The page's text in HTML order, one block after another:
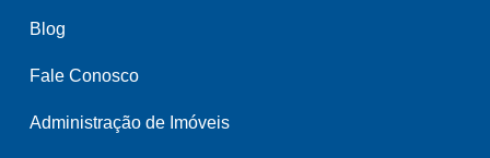
Blog
Fale Conosco
Administração de Imóveis